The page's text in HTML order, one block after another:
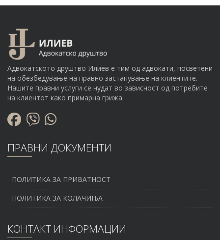
Адвокатското друштво Илиев е тим од адвокати, посветени
на обезбедување на правно застапување на клиентите.
Нашите правни услуги се нудат во зависност од потребите
на клиентот како примарна грижа.
ПРАВНИ ДОКУМЕНТИ
ПОЛИТИКА ЗА ПРИВАТНОСТ
ПОЛИТИКА ЗА КОЛАЧИЊА
КОНТАКТ ИНФОРМАЦИИ